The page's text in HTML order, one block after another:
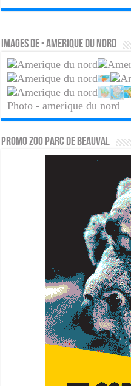
Images de - amerique du nord
Photo - amerique du nord
PROMO ZOO PARC DE BEAUVAL